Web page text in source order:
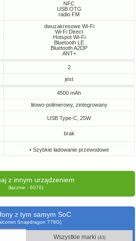
NFC
USB OTG
radio FM
dwuzakresowe Wi-Fi
Wi-Fi Direct
Hotspot Wi-Fi
Bluetooth LE
Bluetooth A2DP
ANT+
2
jest
4500 mAh
litowo-polimerowy, zintegrowany
USB Type-C, 25W
brak
• Szybkie ładowanie przewodowe
z innym urządzeniem
(łącznie - 6070)
z tym samym SoC
Snapdragon 778G)
Wszystkie marki (43)